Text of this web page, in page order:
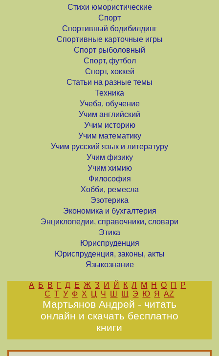
Стихи юмористические
Спорт
Спортивный бодибилдинг
Спортивные карточные игры
Спорт рыболовный
Спорт, футбол
Спорт, хоккей
Статьи на разные темы
Техника
Учеба, обучение
Учим английский
Учим историю
Учим математику
Учим русский язык и литературу
Учим физику
Учим химию
Философия
Хобби, ремесла
Эзотерика
Экономика и бухгалтерия
Энциклопедии, справочники, словари
Этика
Юриспруденция
Юриспруденция, законы, акты
Языкознание
А Б В Г Д Е Ж З И Й К Л М Н О П
Р
С Т У Ф Х Ц Ч Ш Щ Э Ю Я AZ
Мартьянов Андрей - читать
онлайн и скачать бесплатно
книги